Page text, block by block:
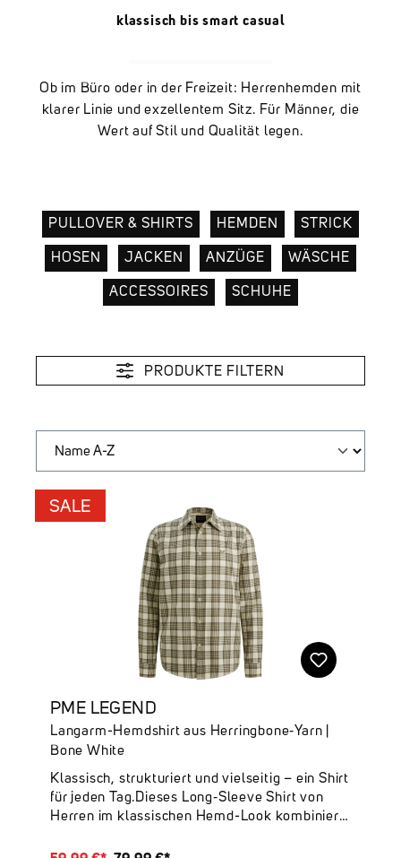
klassisch bis smart casual
Ob im Büro oder in der Freizeit: Herrenhemden mit
klarer Linie und exzellentem Sitz. Für Männer, die
Wert auf Stil und Qualität legen.
PULLOVER & SHIRTS HEMDEN STRICK
HOSEN JACKEN ANZÜGE WÄSCHE
ACCESSOIRES SCHUHE
PRODUKTE FILTERN
SALE
PME LEGEND
Langarm-Hemdshirt aus Herringbone‑Yarn |
Bone White
Klassisch, strukturiert und vielseitig – ein Shirt
für jeden Tag.Dieses Long‑Sleeve Shirt von
Herren im klassischen Hemd-Look kombiniert
Tragekomfort. Die feine Fischgrät-Struktur